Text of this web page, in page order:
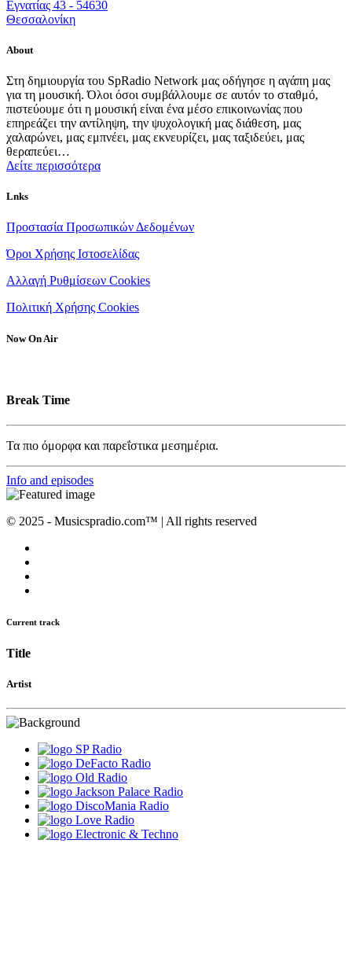
Εγνατίας 43 - 54630
Θεσσαλονίκη
About
Στη δημιουργία του SpRadio Network μας οδήγησε η αγάπη μας
για τη μουσική. Όλοι όσοι συμβάλλουμε σε αυτόν το σταθμό,
πιστεύουμε ότι η μουσική είναι ένα μέσο επικοινωνίας που
επηρεάζει την αντίληψη, την ψυχολογική μας διάθεση, μας
χαλαρώνει, μας εμπνέει, μας εκνευρίζει, μας ταξιδεύει, μας
θεραπεύει…
Δείτε περισσότερα
Lnks
Προστασία Προσωπικών Δεδομένων
Όροι Χρήσης Ιστοσελίδας
Αλλαγή Ρυθμίσεων Cookies
Πολιτική Χρήσης Cookies
Now On Air
Break Time
Τα πιο όμορφα και παρεΐστικα μεσημέρια.
Info and episodes
© 2025 - Musicspradio.com™ | All rights reserved
Current track
Title
Artist
SP Radio
DeFacto Radio
Old Radio
Jackson Palace Radio
DiscoMania Radio
Love Radio
Electronic & Techno